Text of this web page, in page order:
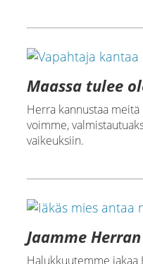
Maassa tulee
Herra kannustaa
voimme,
vaikeuksiin.
Jaamme
Halukkuutemme jakaa